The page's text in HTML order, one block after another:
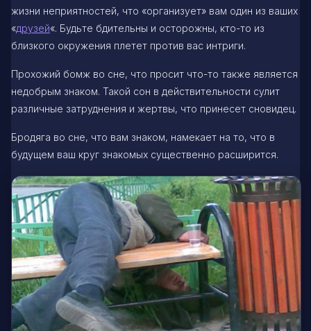
жизни неприятностей, что «организует» вам один из ваших
«друзей«. Будьте бдительны и осторожны, кто-то из
близкого окружения плетет против вас интриги.
Прохожий бомж во сне, что просит что-то также является
недобрым знаком. Такой сон в действительности сулит
различные затруднения и жертвы, что принесет сновидец.
Бродяга во сне, что вам знаком, намекает на то, что в
будущем ваш круг знакомых существенно расширится.